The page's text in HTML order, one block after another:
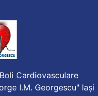
Cardiovasculare
I.M. Georgescu" Iași